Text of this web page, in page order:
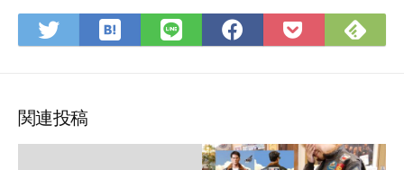
Twitter
で
ア
は
て
ク
LINE
で
Facebook
で
Pocket
に
で
関連投稿